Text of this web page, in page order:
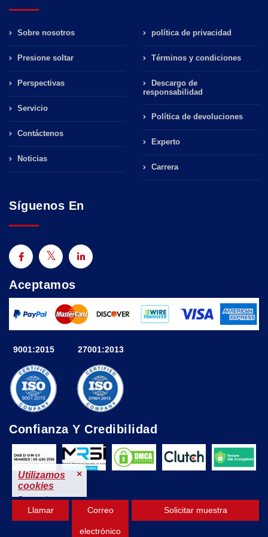
Llamar Correo
electrónico
Solicitar muestra
Sobre nosotros
Presione soltar
Perspectivas
Servicio
Contáctenos
Noticias
política de privacidad
Términos y condiciones
Descargo de
responsabilidad
Política de devoluciones
Experto
Carrera
Síguenos En
Aceptamos
9001:2015 27001:2013
Confianza Y Credibilidad
© 2025 Astute Analytica Todos los derechos reservados
por Astute Analytica
Utilizamos
cookies
×
Para mejorar tu
experiencia.